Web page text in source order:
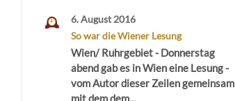
6. August 2016
So war die Wiener Lesung
Wien/ Ruhrgebiet - Donnerstag
abend gab es in Wien eine Lesung -
vom Autor dieser Zeilen gemeinsam